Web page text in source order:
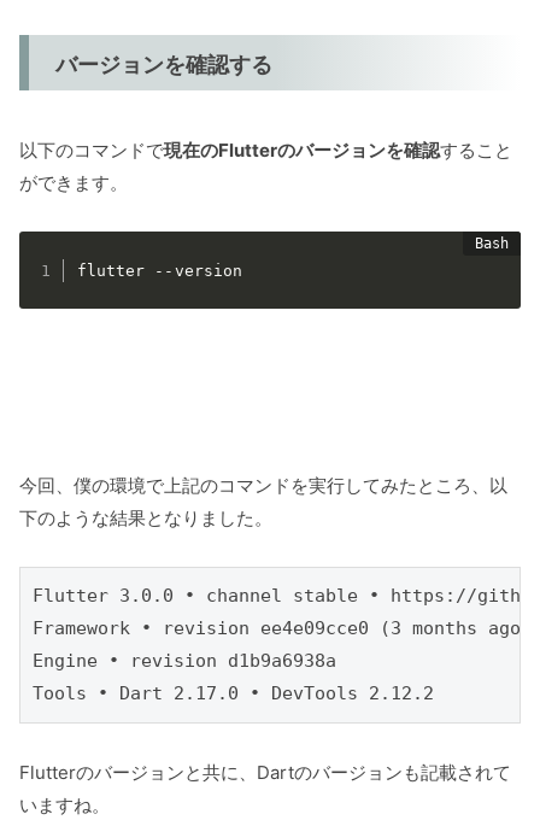
バージョンを確認する
以下のコマンドで現在のFlutterのバージョンを確認すること
ができます。
flutter --version
今回、僕の環境で上記のコマンドを実行してみたところ、以
下のような結果となりました。
Flutter 3.0.0 • channel stable • https://
Framework • revision ee4e09cce0 (3 months
Engine • revision d1b9a6938a
Tools • Dart 2.17.0 • DevTools 2.12.2
Flutterのバージョンと共に、Dartのバージョンも記載されて
いますね。